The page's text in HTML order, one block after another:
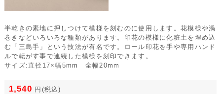
半乾きの素地に押しつけて模様を刻むのに使用します。花模様や渦
巻きなどいろいろな種類があります。印花の模様に化粧土を埋め込
む「三島手」という技法が有名です。ロール印花を手や専用ハンド
ルで転がす事で連続した模様を刻印できます。
サイズ:直径17×幅5mm 全幅20mm
1,540 円 (税込)